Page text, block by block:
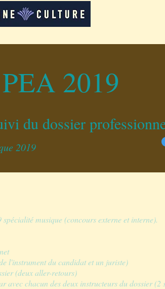
PEA 2019
du dossier
2019
musique (concours externe et interne).
l'instrument du candidat et un juriste)
(deux aller-retours)
chacun des deux instructeurs du dossier (2